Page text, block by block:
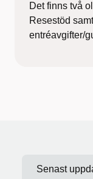
Det finns två
Resestöd
entréavgifter/
Senast